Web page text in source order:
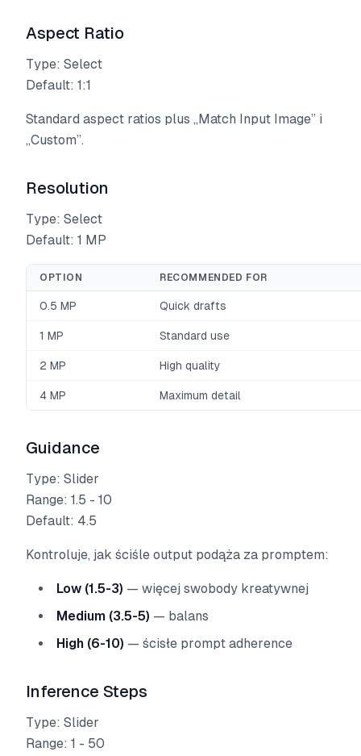
Aspect Ratio
Type: Select
Default: 1:1
Standard aspect ratios plus „Match Input Image” i
„Custom”.
Resolution
Type: Select
Default: 1 MP
OPTION RECOMMENDED FOR
0.5 MP Quick drafts
1 MP Standard use
2 MP High quality
4 MP Maximum detail
Guidance
Type: Slider
Range: 1.5 - 10
Default: 4.5
Kontroluje, jak ściśle output podąża za promptem:
Low (1.5-3) — więcej swobody kreatywnej
Medium (3.5-5) — balans
High (6-10) — ścisłe prompt adherence
Inference Steps
Type: Slider
Range: 1 - 50